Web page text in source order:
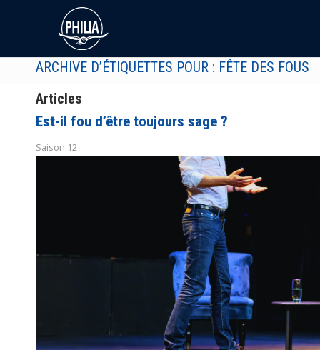
ARCHIVE D’ÉTIQUETTES POUR : FÊTE DES FOUS
Articles
Est-il fou d’être toujours sage ?
Saison 12